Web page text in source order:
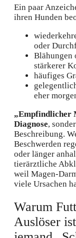
Ein paar
ihren Hunden
oder
Blähungen
stärkerer
häufiges
eher
„Empfindlicher
Diagnose,
Beschreibung.
Beschwerden
oder länger
tierärztliche
weil Magen-
viele Ursachen
Warum
Auslöser